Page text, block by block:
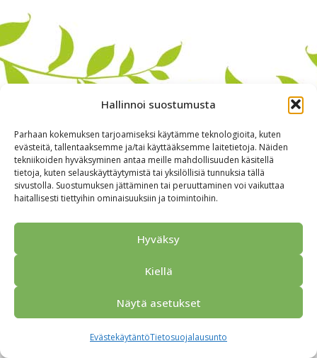
Hallinnoi suostumusta
Parhaan kokemuksen tarjoamiseksi käytämme teknologioita, kuten
evästeitä, tallentaaksemme ja/tai käyttääksemme laitetietoja. Näiden
tekniikoiden hyväksyminen antaa meille mahdollisuuden käsitellä
tietoja, kuten selauskäyttäytymistä tai yksilöllisiä tunnuksia tällä
sivustolla. Suostumuksen jättäminen tai peruuttaminen voi vaikuttaa
haitallisesti tiettyihin ominaisuuksiin ja toimintoihin.
Hyväksy
Kiellä
Näytä asetukset
EvästekäytäntöTietosuojalausunto
Alkuun Ryhmille Kokous & Ohjelmat
Yhteistyökumppanit
Tarjouspyyntö
Anna palautetta
Tietosuojaseloste
© 2026 Porvoo Tours - matkanjärjestäjä / FPW